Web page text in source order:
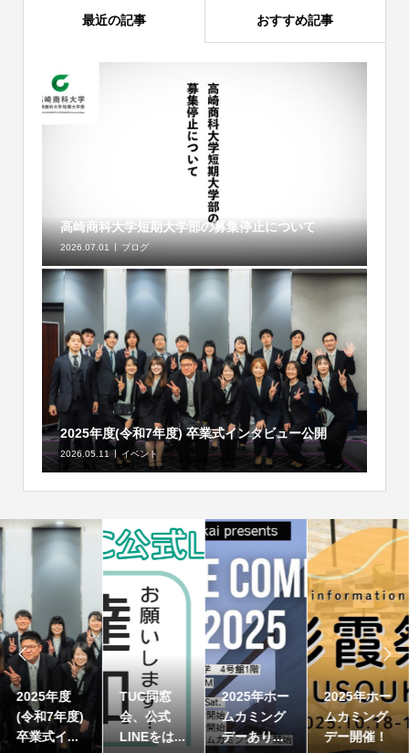
最近の記事 おすすめ記事
高崎商科大学短期大学部の募集停止について
2026.07.01 ブログ
2025年度(令和7年度) 卒業式インタビュー公開
2026.05.11 イベント

TUC同窓
会、公式
LINEをは...
2025年ホー
ムカミング
デーあり...
2025年ホー
ムカミング
デー開催！
高崎商科大
学短期大学
部の募集...
